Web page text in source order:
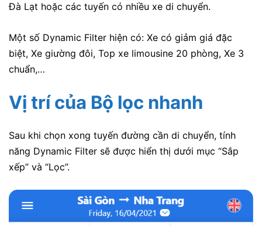
Đà Lạt hoặc các tuyến có nhiều xe di chuyển.
Một số Dynamic Filter hiện có: Xe có giảm giá đặc
biệt, Xe giường đôi, Top xe limousine 20 phòng, Xe 3
chuẩn,…
Vị trí của Bộ lọc nhanh
Sau khi chọn xong tuyến đường cần di chuyển, tính
năng Dynamic Filter sẽ được hiển thị dưới mục “Sắp
xếp” và “Lọc”.